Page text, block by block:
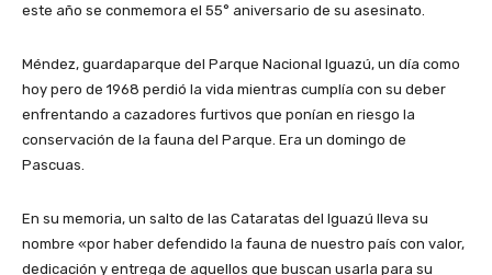
este año se conmemora el 55° aniversario de su asesinato.
Méndez, guardaparque del Parque Nacional Iguazú, un día como
hoy pero de 1968 perdió la vida mientras cumplía con su deber
enfrentando a cazadores furtivos que ponían en riesgo la
conservación de la fauna del Parque. Era un domingo de
Pascuas.
En su memoria, un salto de las Cataratas del Iguazú lleva su
nombre «por haber defendido la fauna de nuestro país con valor,
dedicación y entrega de aquellos que buscan usarla para su